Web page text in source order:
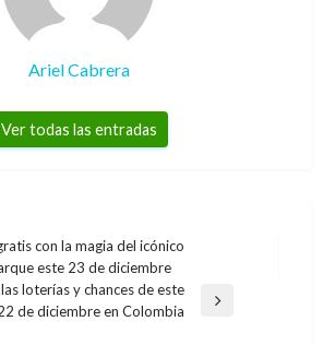
Ariel Cabrera
Ver todas las entradas
con la magia del icónico
este 23 de diciembre
loterías y chances de este
de diciembre en Colombia